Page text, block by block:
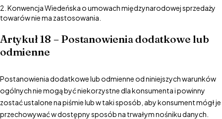
Konwencja Wiedeńska o umowach międzynarodowej sprzedaży
towarów nie ma zastosowania.
Artykuł 18 – Postanowienia dodatkowe lub
odmienne
Postanowienia dodatkowe lub odmienne od niniejszych warunków
ogólnych nie mogą być niekorzystne dla konsumenta i powinny
zostać ustalone na piśmie lub w taki sposób, aby konsument mógł je
przechowywać w dostępny sposób na trwałym nośniku danych.